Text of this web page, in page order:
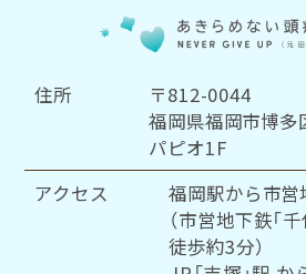
住所
〒812-0044
福岡県福岡市博
パピオ1F
アクセス
福岡駅から市
（市営地下鉄「
徒歩約3分）